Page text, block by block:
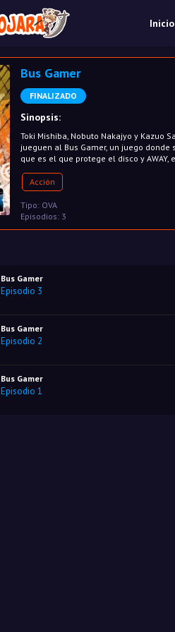
Inicio
Bus Gamer
FINALIZADO
Sinopsis:
Toki Mishiba, Nobuto Nakajyo y Kazuo
jueguen al Bus Gamer, un juego donde
que es el que protege el disco y
Acción
Tipo: OVA
Episodios: 3
Bus Gamer
Episodio 3
Bus Gamer
Episodio 2
Bus Gamer
Episodio 1